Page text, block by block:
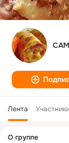
Лента
колонка
О группе